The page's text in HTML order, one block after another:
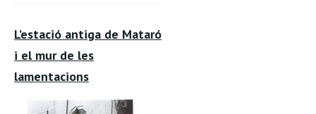
L’estació antiga de Mataró
i el mur de les
lamentacions